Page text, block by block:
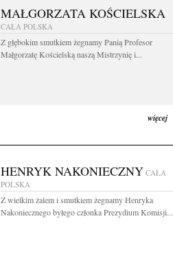
MAŁGORZATA KOŚCIELSKA
CAŁA POLSKA
Z głębokim smutkiem żegnamy Panią Profesor
Małgorzatę Kościelską naszą Mistrzynię i...
więcej
HENRYK NAKONIECZNY CAŁA
POLSKA
Z wielkim żalem i smutkiem żegnamy Henryka
Nakoniecznego byłego członka Prezydium Komisji...